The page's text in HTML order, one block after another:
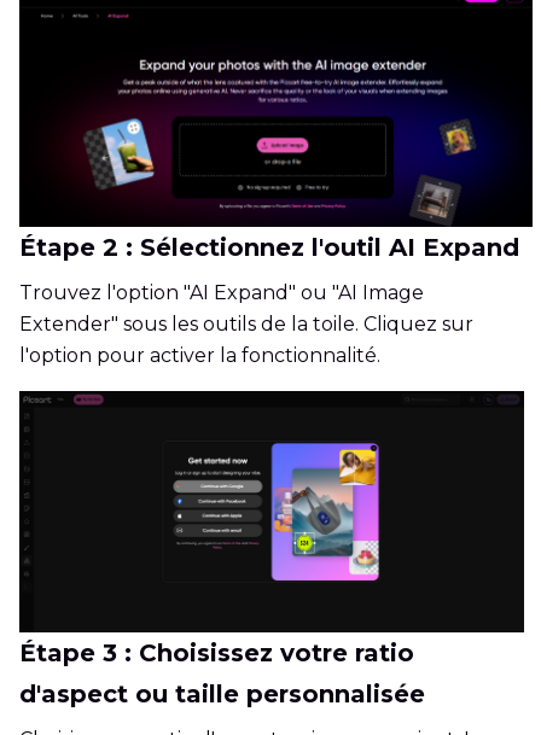
Étape 2 : Sélectionnez l'outil AI Expand
Trouvez l'option "AI Expand" ou "AI Image
Extender" sous les outils de la toile. Cliquez sur
l'option pour activer la fonctionnalité.
Étape 3 : Choisissez votre ratio
d'aspect ou taille personnalisée